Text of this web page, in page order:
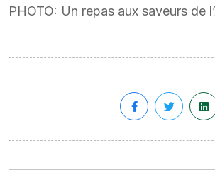
PHOTO: Un repas aux saveurs de